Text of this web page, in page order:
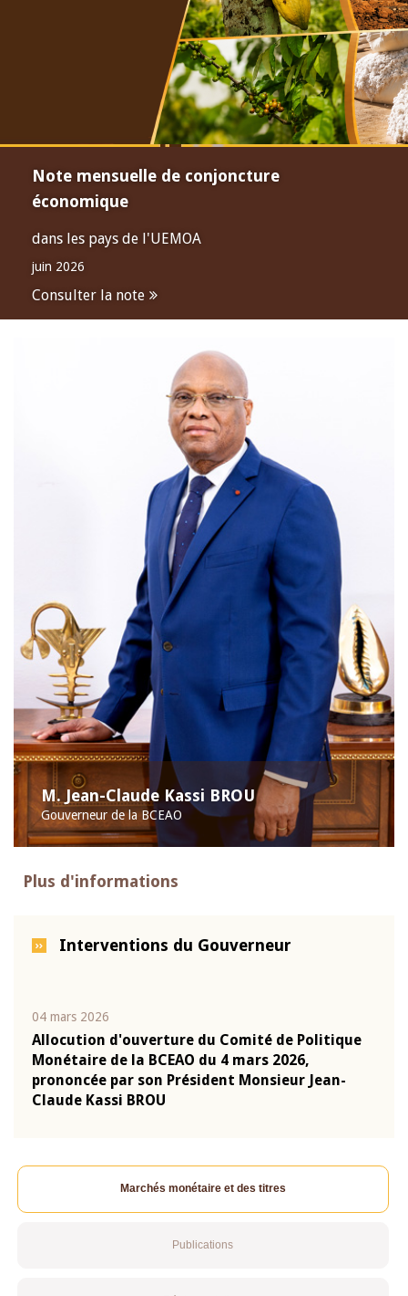
Note mensuelle de conjoncture
économique
dans les pays de l'UEMOA
juin 2026
Consulter la note
M. Jean-Claude Kassi BROU
Gouverneur de la BCEAO
Plus d'informations
Interventions du Gouverneur
04 mars 2026
Allocution d'ouverture du Comité de Politique
Monétaire de la BCEAO du 4 mars 2026,
prononcée par son Président Monsieur Jean-
Claude Kassi BROU
Marchés monétaire et des titres
Publications